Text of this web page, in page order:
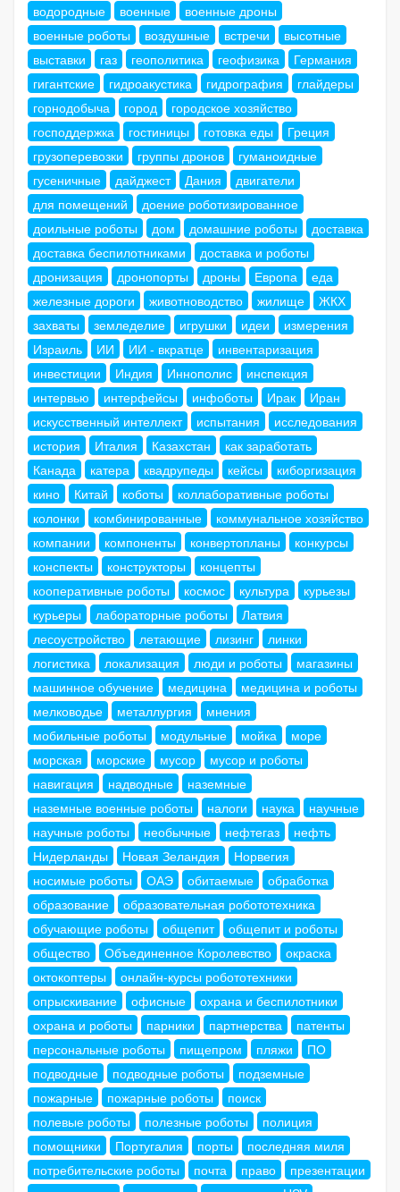
водородные
военные
военные дроны
военные роботы
воздушные встречи
высотные
выставки
газ геополитика геофизика
Германия
гигантские
гидроакустика гидрография
глайдеры
горнодобыча
город
городское хозяйство
господдержка
гостиницы готовка еды
Греция
грузоперевозки
группы дронов
гуманоидные
гусеничные
дайджест Дания
двигатели
для помещений
доение роботизированное
доильные роботы
дом домашние роботы
доставка
доставка беспилотниками
доставка и роботы
дронизация
дронопорты дроны Европа
еда
железные дороги
животноводство жилище
ЖКХ
захваты
земледелие игрушки идеи
измерения
Израиль
ИИ ИИ - вкратце
инвентаризация
инвестиции
Индия Иннополис
инспекция
интервью
интерфейсы инфоботы Ирак
Иран
искусственный интеллект
испытания
исследования
история
Италия Казахстан
как заработать
Канада
катера квадрупеды кейсы
киборгизация
кино
Китай коботы
коллаборативные роботы
колонки
комбинированные
коммунальное хозяйство
компании
компоненты конвертопланы
конкурсы
конспекты
конструкторы
концепты
кооперативные роботы
космос культура
курьезы
курьеры
лабораторные роботы
Латвия
лесоустройство
летающие лизинг
линки
логистика
локализация люди и роботы
магазины
машинное обучение
медицина
медицина и роботы
мелководье
металлургия
мнения
мобильные роботы
модульные мойка
море
морская
морские мусор
мусор и роботы
навигация
надводные
наземные
наземные военные роботы
налоги наука
научные
научные роботы
необычные нефтегаз
нефть
Нидерланды
Новая Зеландия
Норвегия
носимые роботы
ОАЭ обитаемые
обработка
образование
образовательная робототехника
обучающие роботы
общепит
общепит и роботы
общество
Объединенное Королевство
окраска
октокоптеры
онлайн-курсы робототехники
опрыскивание
офисные
охрана и беспилотники
охрана и роботы
парники партнерства
патенты
персональные роботы
пищепром пляжи
ПО
подводные
подводные роботы
подземные
пожарные
пожарные роботы
поиск
полевые роботы
полезные роботы
полиция
помощники
Португалия порты
последняя миля
потребительские роботы
почта право
презентации